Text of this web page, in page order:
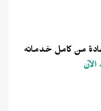
من كامل خدماته